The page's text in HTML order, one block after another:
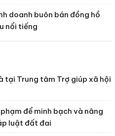
doanh buôn bán đồng hồ
nổi tiếng
tại Trung tâm Trợ giúp xã hội
để minh bạch và nâng
luật đất đai